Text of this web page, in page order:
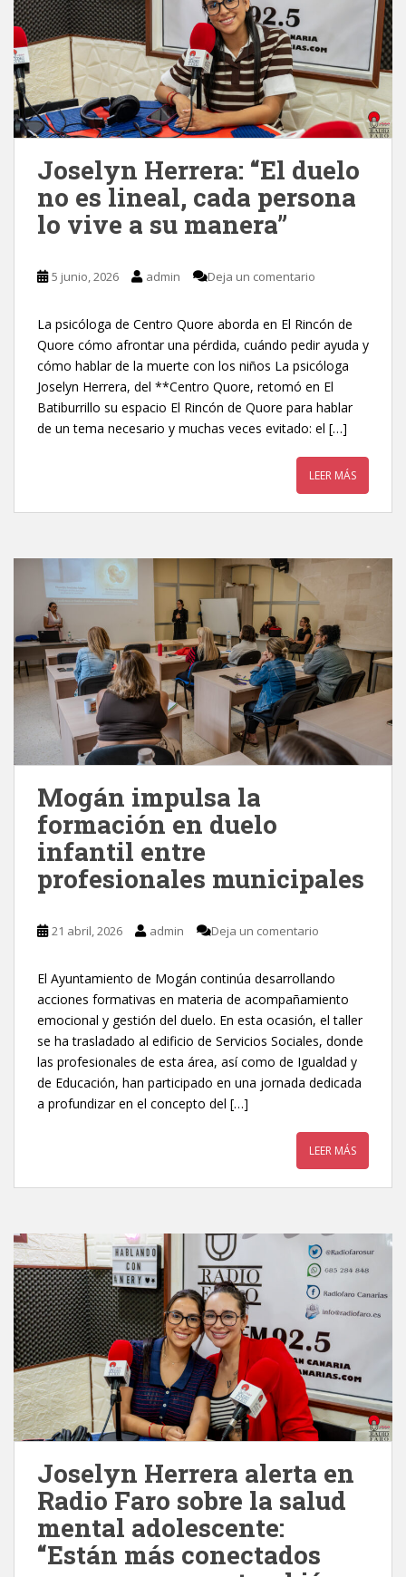
Joselyn Herrera: “El duelo
no es lineal, cada persona
lo vive a su manera”
5 junio, 2026 admin Deja un comentario
La psicóloga de Centro Quore aborda en El Rincón de
Quore cómo afrontar una pérdida, cuándo pedir ayuda y
cómo hablar de la muerte con los niños La psicóloga
Joselyn Herrera, del **Centro Quore, retomó en El
Batiburrillo su espacio El Rincón de Quore para hablar
de un tema necesario y muchas veces evitado: el […]
LEER MÁS
Mogán impulsa la
formación en duelo
infantil entre
profesionales municipales
21 abril, 2026 admin Deja un comentario
El Ayuntamiento de Mogán continúa desarrollando
acciones formativas en materia de acompañamiento
emocional y gestión del duelo. En esta ocasión, el taller
se ha trasladado al edificio de Servicios Sociales, donde
las profesionales de esta área, así como de Igualdad y
de Educación, han participado en una jornada dedicada
a profundizar en el concepto del […]
LEER MÁS
Joselyn Herrera alerta en
Radio Faro sobre la salud
mental adolescente:
“Están más conectados